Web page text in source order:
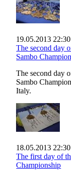
19.05.2013 22:30
The second day
Sambo
The second day
Sambo
Italy.
18.05.2013 22:30
The first day of
Championship